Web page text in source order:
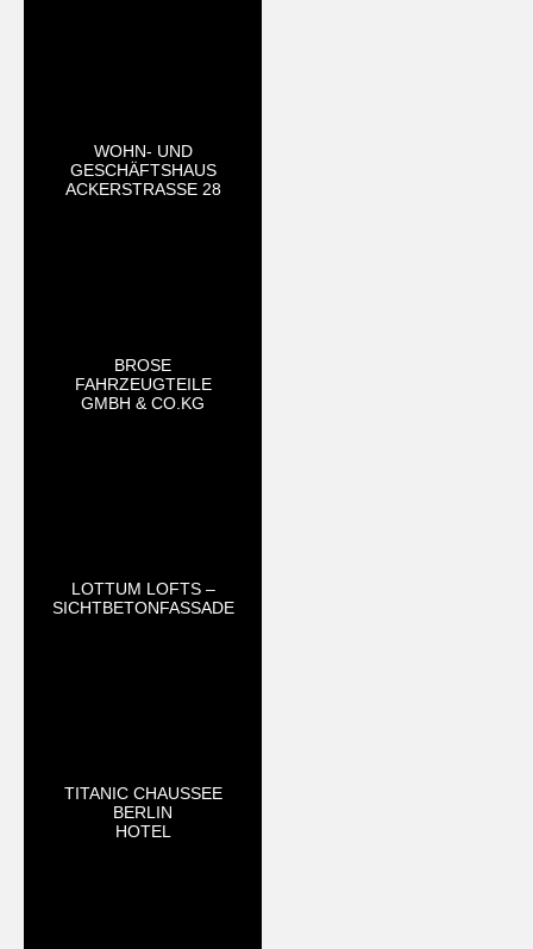
WOHN- UND
GESCHÄFTSHAUS
ACKERSTRASSE 28
BROSE
FAHRZEUGTEILE
GMBH & CO.KG
LOTTUM LOFTS –
SICHTBETONFASSADE
TITANIC CHAUSSEE
BERLIN
HOTEL